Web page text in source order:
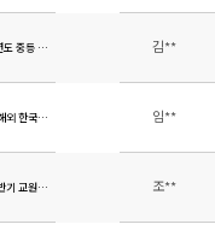
중등 수학여행 일정 및 계획 김**
외 한국사능력검정 특별시험 실시 안내
임**
교원채용 최종합격자 발표 조**